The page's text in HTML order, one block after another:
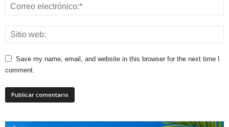
Save my name, email, and website in this browser for the next time I
comment.